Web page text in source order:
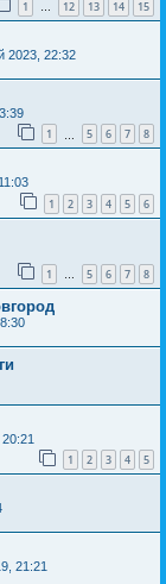
1 … 12 13 14 15
2023, 22:32
1 5 6 7 8
1 2 3 4 5 6
1 … 5 6 7 8
1 2 3 4 5
21:21